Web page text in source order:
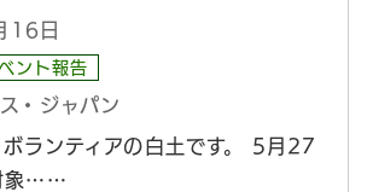
16日
ント報告
・ジャパン
ボランティアの白土です。 5月27
象……